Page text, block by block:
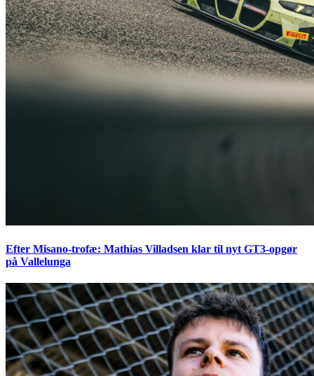
Efter Misano-trofæ: Mathias Villadsen klar til nyt GT3-opgør
på Vallelunga